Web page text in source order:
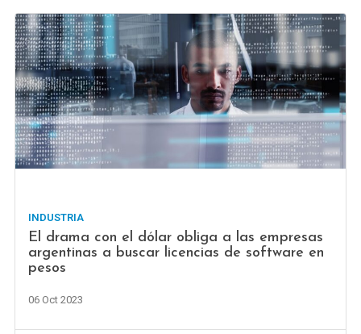
INDUSTRIA
El drama con el dólar obliga a las empresas
argentinas a buscar licencias de software en
pesos
06 Oct 2023